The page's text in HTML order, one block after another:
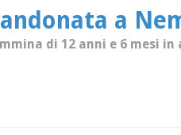
a
di 12 anni e 6 mesi